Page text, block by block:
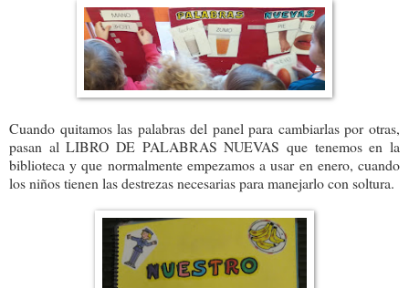
Cuando quitamos las palabras del panel para cambiarlas por otras,
pasan al LIBRO DE PALABRAS NUEVAS que tenemos en la
biblioteca y que normalmente empezamos a usar en enero, cuando
los niños tienen las destrezas necesarias para manejarlo con soltura.